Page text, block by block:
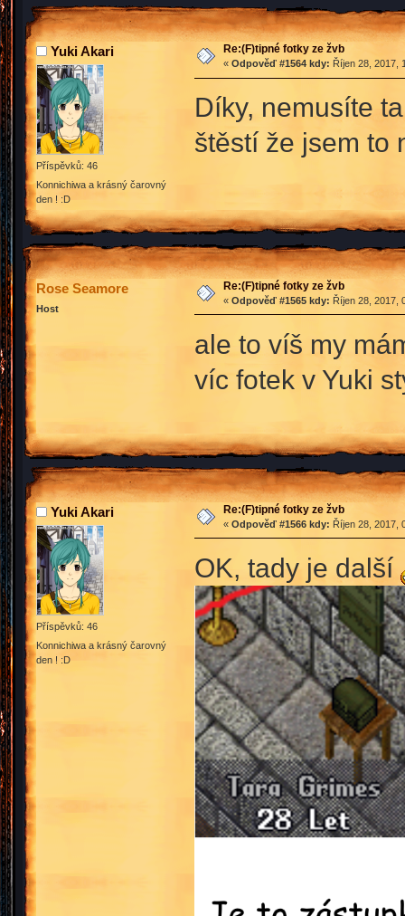
Yuki Akari
Příspěvků: 46
Konnichiwa a krásný čarovný
den ! :D
Re:(F)tipné fotky ze žvb
« Odpověď #1564 kdy: Říjen 28, 2017,
Díky, nemusíte
štěstí že jsem to
Rose Seamore
Host
Re:(F)tipné fotky ze žvb
« Odpověď #1565 kdy: Říjen 28, 2017,
ale to víš my
víc fotek v Yuki
Yuki Akari
Příspěvků: 46
Konnichiwa a krásný čarovný
den ! :D
Re:(F)tipné fotky ze žvb
« Odpověď #1566 kdy: Říjen 28, 2017,
OK, tady je další